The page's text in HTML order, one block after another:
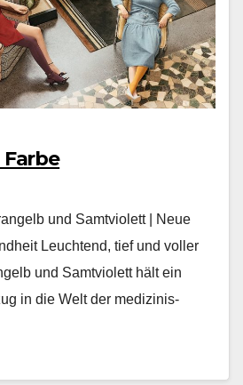
und Samtviolett | Neue
Leuch­t­end, tief und voller
und Samtvi­o­lett hält ein
in die Welt der medi­zinis­